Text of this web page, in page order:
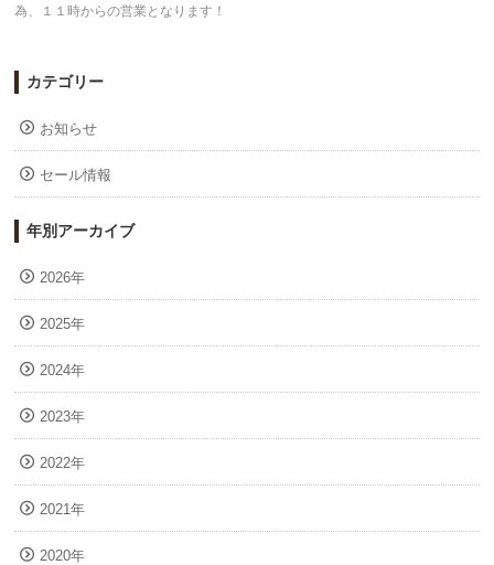
為、１１時からの営業となります！
カテゴリー
お知らせ
セール情報
年別アーカイブ
2026年
2025年
2024年
2023年
2022年
2021年
2020年